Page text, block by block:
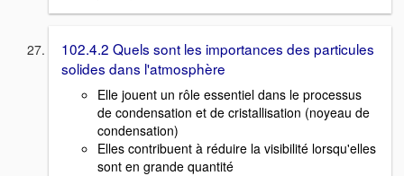
102.4.2 Quels sont les importances des particules
solides dans l'atmosphère
Elle jouent un rôle essentiel dans le processus
de condensation et de cristallisation (noyeau de
condensation)
Elles contribuent à réduire la visibilité lorsqu'elles
sont en grande quantité